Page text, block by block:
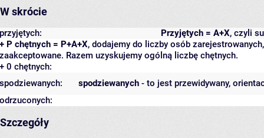
W skrócie
Przyjętych = A+X, czyli
przyjętych:
+ P chętnych = P+A+X, dodajemy do liczby osób
zaakceptowane. Razem uzyskujemy ogólną liczbę chętnych.
+ 0 chętnych:
spodziewanych - to jest przewidywany,
spodziewanych:
odrzuconych:
Szczegóły